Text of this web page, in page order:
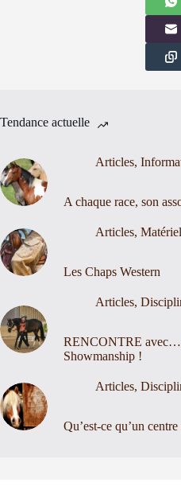
Tendance actuelle
Articles,
A chaque race, son
Articles,
Les Chaps Western
Articles,
RENCONTRE avec…
Showmanship !
Articles,
Qu’est-ce qu’un centre